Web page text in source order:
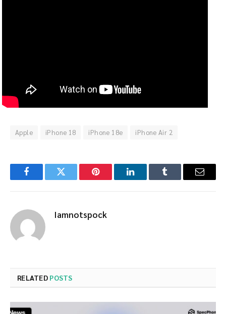
Apple iPhone 18 iPhone 18e iPhone Air 2
FacebookTwitter Pinterest LinkedInTumblr Email
Iamnotspock
RELATED POSTS